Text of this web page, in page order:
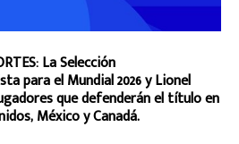
La Selección
para el Mundial 2026 y Lionel
que defenderán el título en
México y Canadá.